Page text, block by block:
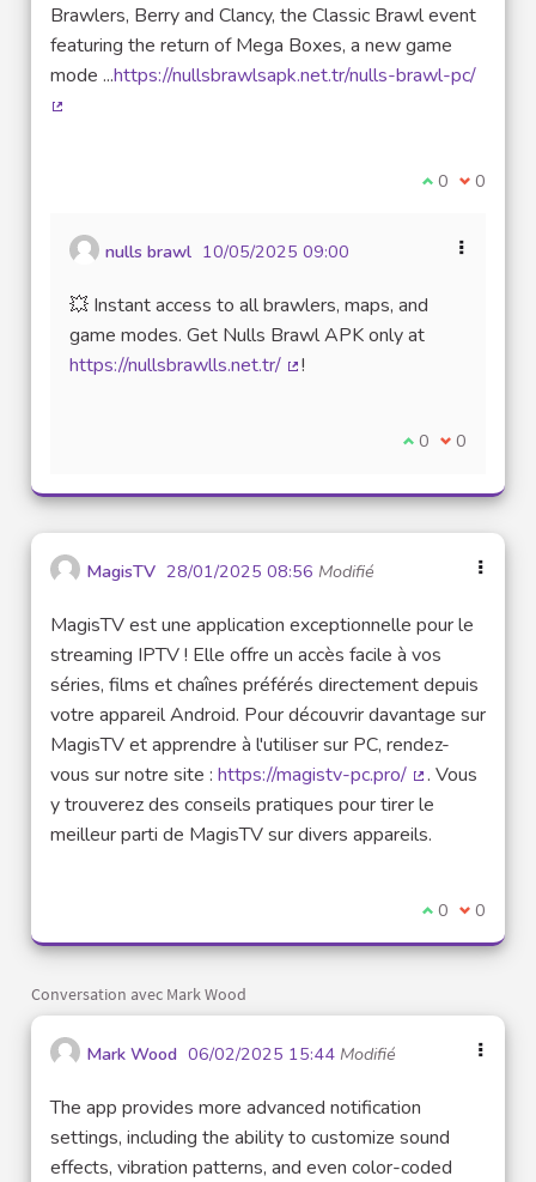
Brawlers, Berry and Clancy, the Classic Brawl event
featuring the return of Mega Boxes, a new game
mode ...https://nullsbrawlsapk.net.tr/nulls-brawl-pc/
Je suis
0 Je ne
0
nulls brawl 10/05/2025 09:00
💥 Instant access to all brawlers, maps, and
game modes. Get Nulls Brawl APK only at
https://nullsbrawlls.net.tr/
!
Je suis d'accord
0 Je ne suis
0
MagisTV 28/01/2025 08:56 Modifié
MagisTV est une application exceptionnelle pour le
streaming IPTV ! Elle offre un accès facile à vos
séries, films et chaînes préférés directement depuis
votre appareil Android. Pour découvrir davantage sur
MagisTV et apprendre à l'utiliser sur PC, rendez-
vous sur notre site : https://magistv-pc.pro/
(Lien externe)
. Vous
y trouverez des conseils pratiques pour tirer le
meilleur parti de MagisTV sur divers appareils.
Je suis
0 Je ne
0
Conversation avec Mark Wood
Mark Wood 06/02/2025 15:44 Modifié
The app provides more advanced notification
settings, including the ability to customize sound
effects, vibration patterns, and even color-coded